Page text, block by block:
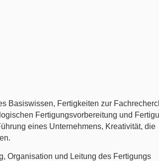
Basiswissen, Fertigkeiten zur
Fertigungsvorbereitung und
eines Unternehmens, Kreativität, die
Organisation und Leitung des Fertigungs